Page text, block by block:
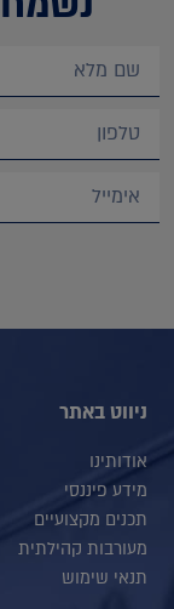
ניווט באתר
אודותינו
מידע פיננסי
תכנים מקצועיים
מעורבות קהילתית
תנאי שימוש